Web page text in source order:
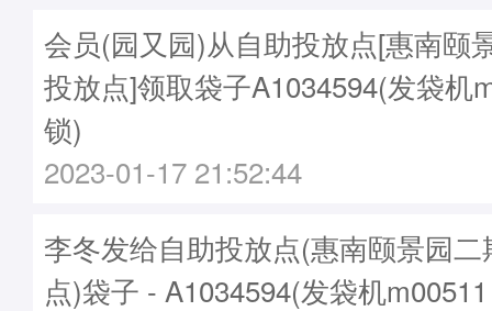
会员(园又园)从自助投放点[惠南颐
投放点]领取袋子A1034594(发袋机
锁)
2023-01-17 21:52:44
李冬发给自助投放点(惠南颐景园
点)袋子 - A1034594(发袋机